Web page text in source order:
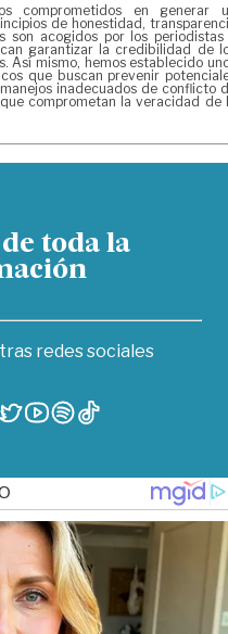
comprometidos en generar
de honestidad,
son acogidos por los periodistas
garantizar la credibilidad de
Así mismo, hemos establecido
que buscan prevenir
inadecuados de conflicto
comprometan la veracidad de
toda la
redes sociales